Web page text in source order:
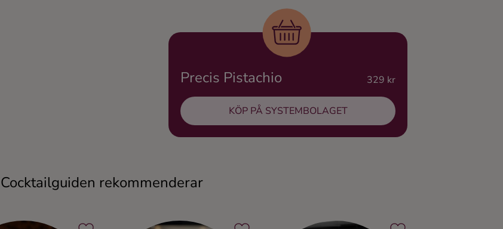
Precis Pistachio 329 kr
KÖP PÅ SYSTEMBOLAGET
Cocktailguiden rekommenderar